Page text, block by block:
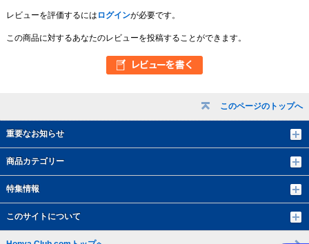
このページのトップへ
重要なお知らせ
商品カテゴリー
特集情報
このサイトについて
レビューを評価するには ログインが必要です。
この商品に対するあなたのレビューを投稿することができます。